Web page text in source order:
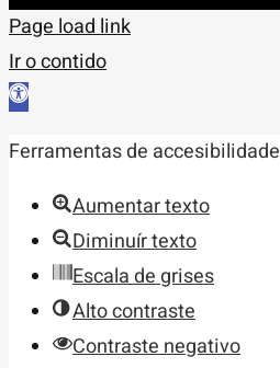
Page load link
Ir o contido
Abrir
de
ferramentas
Ferramentas de accesibilidade
Aumentar texto
Diminuír texto
Escala de grises
Alto contraste
Contraste negativo